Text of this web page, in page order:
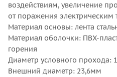
воздействиям, увеличение
от поражения электрическим
Материал основы: лента
Материал оболочки: ПВХ-
горения
Диаметр условного прохода:
Внешний диаметр: 23,6мм